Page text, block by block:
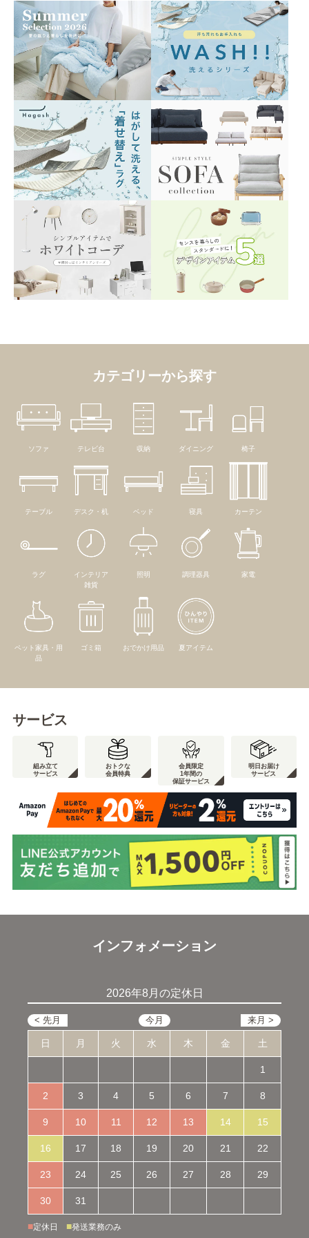
カテゴリーから探す
ソファ テレビ台 収納 ダイニング 椅子
テーブル デスク・机 ベッド 寝具 カーテン
ラグ
インテリア
雑貨
照明 調理器具 家電
ペット家具・用
品
ゴミ箱 おでかけ用品 夏アイテム
サービス
組み立て
サービス
おトクな
会員特典
会員限定
1年間の
保証サービス
明日お届け
サービス
インフォメーション
2026年8月の定休日
日 月 火 水 木 金 土
1
2 3 4 5 6 7 8
9 10 11 12 13 14 15
16 17 18 19 20 21 22
23 24 25 26 27 28 29
30 31
■定休日 ■発送業務のみ